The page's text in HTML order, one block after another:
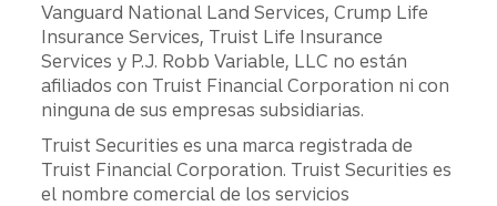
Vanguard National Land Services, Crump Life
Insurance Services, Truist Life Insurance
Services y P.J. Robb Variable, LLC no están
afiliados con Truist Financial Corporation ni con
ninguna de sus empresas subsidiarias.
Truist Securities es una marca registrada de
Truist Financial Corporation. Truist Securities es
el nombre comercial de los servicios